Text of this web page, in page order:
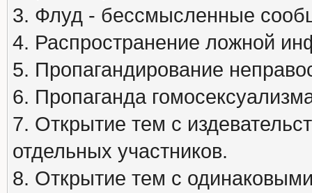
3. Флуд - бессмысленные
4. Распространение ложной
5. Пропагандирование
6. Пропаганда
7. Открытие тем с
отдельных участников.
8. Открытие тем с